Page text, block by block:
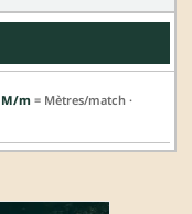
M/m = Mètres/match ·